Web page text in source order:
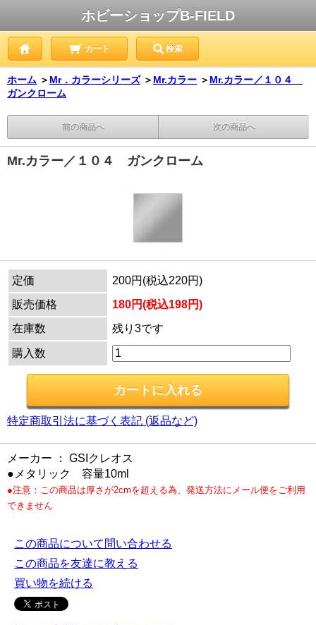
ホビーショップB-FIELD
カート 検索
ホーム ＞ Mr．カラーシリーズ ＞ Mr.カラー ＞ Mr.カラー／１０４
ガンクローム
前の商品へ 次の商品へ
Mr.カラー／１０４ ガンクローム
定価
200円(税込220円)
販売価格
180円(税込198円)
在庫数
残り3です
購入数
特定商取引法に基づく表記 (返品など)
メーカー ： GSIクレオス
●メタリック 容量10ml
●注意：この商品は厚さが2cmを超える為、発送方法にメール便をご利用
できません
この商品について問い合わせる
この商品を友達に教える
買い物を続ける